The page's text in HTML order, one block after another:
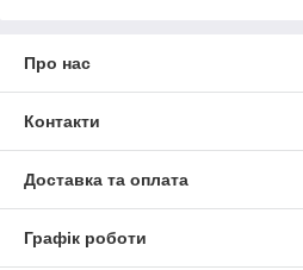
Про нас
Контакти
Доставка та оплата
Графік роботи